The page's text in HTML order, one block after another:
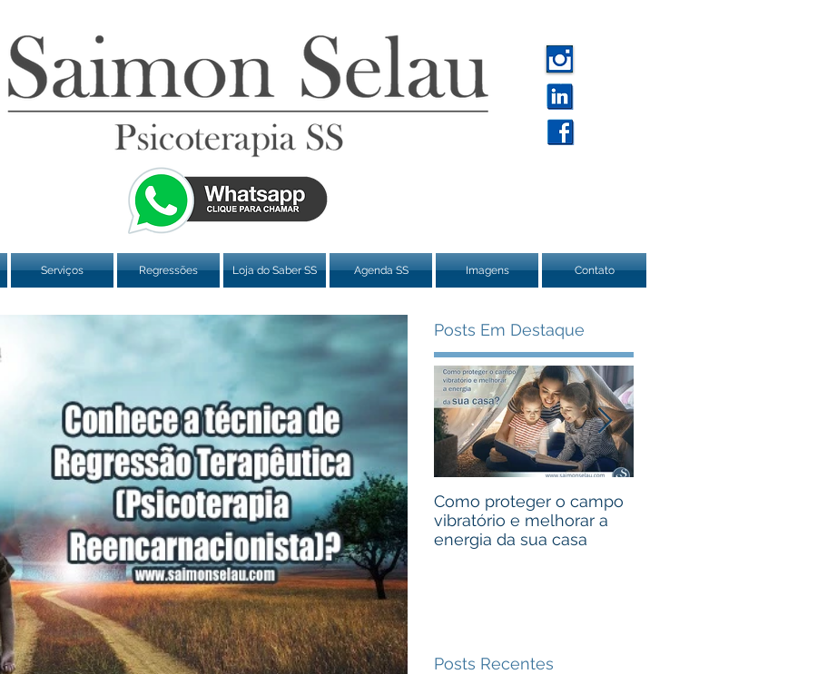
Serviços Regressões Loja do Saber SS Agenda SS Imagens Contato
Posts Em Destaque
Como proteger o campo
vibratório e melhorar a
energia da sua casa
Posts Recentes